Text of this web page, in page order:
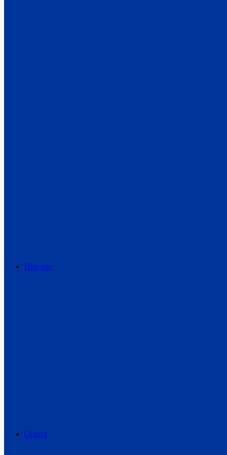
Про нас
Освіта